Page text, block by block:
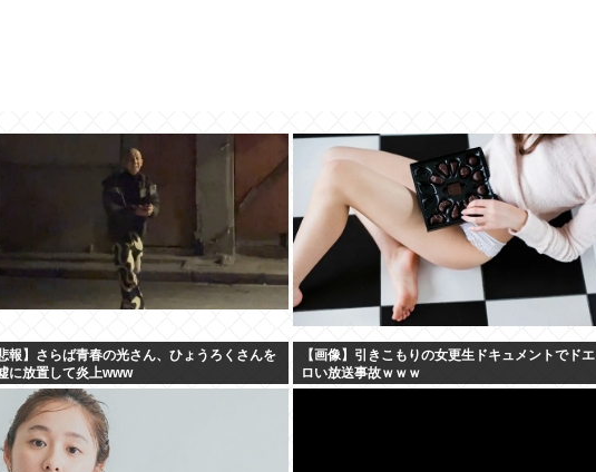
悲報】さらば青春の光さん、ひょうろくさんを
に放置して炎上www
【画像】引きこもりの女更生ドキュメントでドエ
ロい放送事故ｗｗｗ